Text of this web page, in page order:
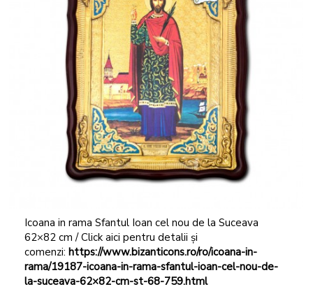
Icoana in rama Sfantul Ioan cel nou de la Suceava
62×82 cm / Click aici pentru detalii și
comenzi: https://www.bizanticons.ro/ro/icoana-in-
rama/19187-icoana-in-rama-sfantul-ioan-cel-nou-de-
la-suceava-62×82-cm-st-68-759.html